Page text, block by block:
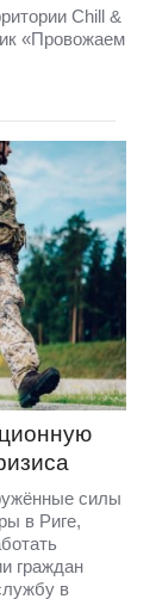
Chill &
«Провожаем
силы
в Риге,
граждан
в